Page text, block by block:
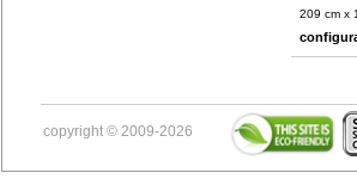
209 cm x
copyright © 2009-2026